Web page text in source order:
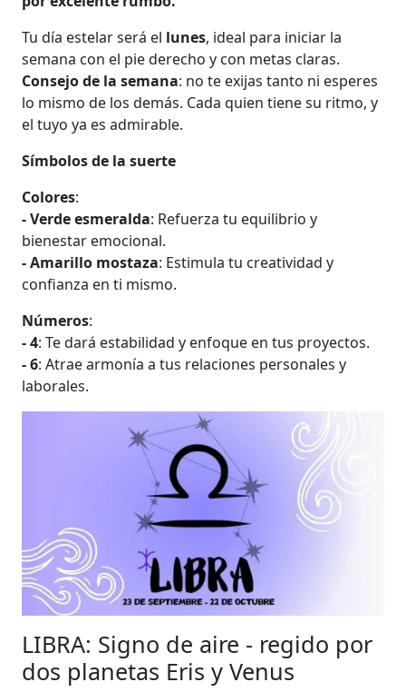
Tu día estelar será el lunes, ideal para iniciar la
semana con el pie derecho y con metas claras.
Consejo de la semana: no te exijas tanto ni esperes
lo mismo de los demás. Cada quien tiene su ritmo, y
el tuyo ya es admirable.
Símbolos de la suerte
Colores:
- Verde esmeralda: Refuerza tu equilibrio y
bienestar emocional.
- Amarillo mostaza: Estimula tu creatividad y
confianza en ti mismo.
Números:
- 4: Te dará estabilidad y enfoque en tus proyectos.
- 6: Atrae armonía a tus relaciones personales y
laborales.
LIBRA: Signo de aire - regido por
dos planetas Eris y Venus